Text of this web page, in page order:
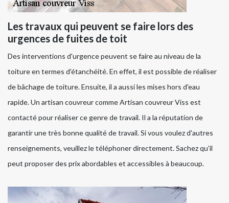
Les travaux qui peuvent se faire lors des
urgences de fuites de toit
Des interventions d'urgence peuvent se faire au niveau de la
toiture en termes d'étanchéité. En effet, il est possible de réaliser
de bâchage de toiture. Ensuite, il a aussi les mises hors d'eau
rapide. Un artisan couvreur comme Artisan couvreur Viss est
contacté pour réaliser ce genre de travail. Il a la réputation de
garantir une très bonne qualité de travail. Si vous voulez d'autres
renseignements, veuillez le téléphoner directement. Sachez qu'il
peut proposer des prix abordables et accessibles à beaucoup.